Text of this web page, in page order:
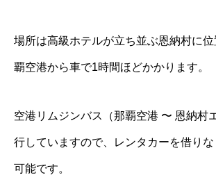
場所は高級ホテルが立ち並ぶ恩納村に
覇空港から車で1時間ほどかかります。
空港リムジンバス（那覇空港 〜 恩納村
行していますので、レンタカーを借り
可能です。